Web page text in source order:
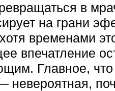
в
на грани
временами
впечатление
Главное, что
невероятная,